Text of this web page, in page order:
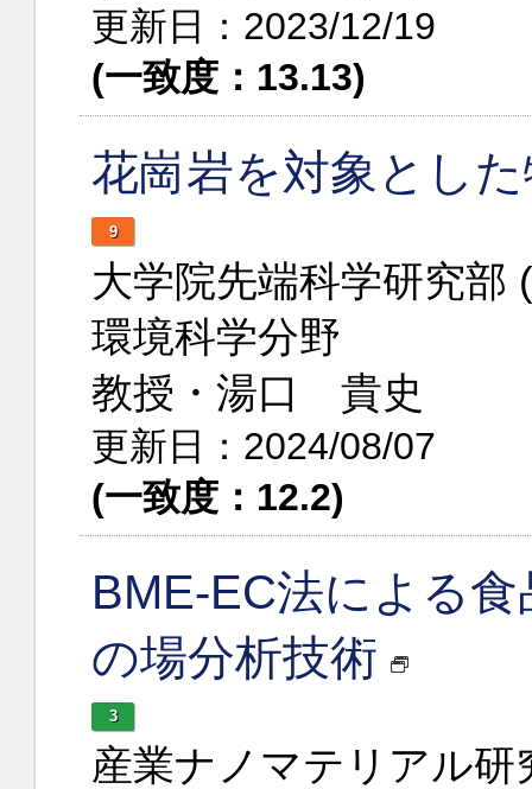
更新日：2023/12/19
(一致度：13.13)
花崗岩を対象とし
9
大学院先端科学研究
環境科学分野
教授・湯口 貴史
更新日：2024/08/07
(一致度：12.2)
BME-EC法による
の場分析技術
3
産業ナノマテリアル